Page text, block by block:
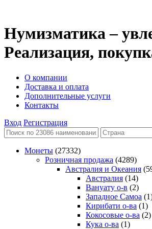
Нумизматика –
Реализация,
О компании
Доставка и оплата
Дополнительные услуги
Контакты
Вход Регистрация
Монеты (27332)
Розничная продажа (4289)
Австралия и Океания
Австралия (14)
Вануату о-в (2)
Западное Самоа
Кирибати о-ва (1)
Кокосовые о-ва (2)
Кука о-ва (1)